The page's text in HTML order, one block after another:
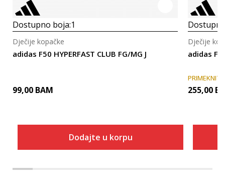
Dostupno boja:1
adidas F50 HYPERFAST CLUB FG/MG J
Dječije kopačke
99,00 BAM
Dodajte u korpu
adidas
Dječije
PRIMEKNIT
255,00